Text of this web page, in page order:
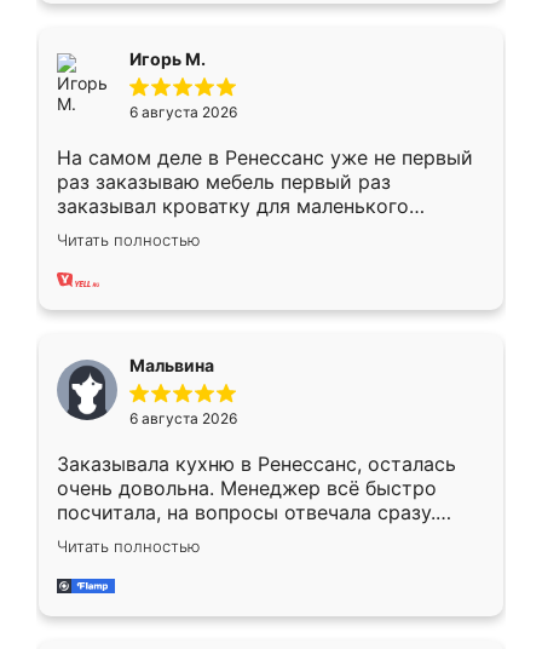
Игорь М.
6 августа 2026
На самом деле в Ренессанс уже не первый
раз заказываю мебель первый раз
заказывал кроватку для маленького
ребёнка при его рождении ,во второй раз
заказал шкаф-купе. По качеству очень
хорошее сборка достаточно быстрая,
меньше, здесь же он более разнообразный.
Мне нравится ,если что-то потребуется из
мебели буду заказывать только здесь.
Читать полностью
Мальвина
6 августа 2026
Заказывала кухню в Ренессанс, осталась
очень довольна. Менеджер всё быстро
посчитала, на вопросы отвечала сразу.
Замерщик приехал в субботу, подошёл к
делу со всей ответственностью. Собрали
за день, ребята работали аккуратно, даже
Читать полностью